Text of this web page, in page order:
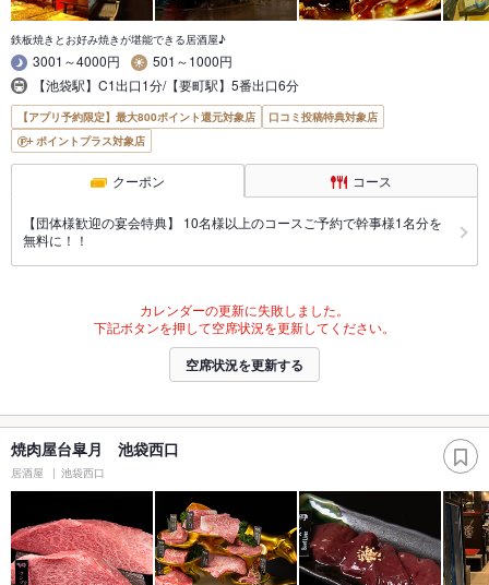
鉄板焼きとお好み焼きが堪能できる居酒屋♪
3001～4000円
501～1000円
【池袋駅】C1出口1分/【要町駅】5番出口6分
【アプリ予約限定】最大800ポイント還元対象店
口コミ投稿特典対象店
ポイントプラス対象店
クーポン コース
【団体様歓迎の宴会特典】 10名様以上のコースご予約で幹事様1名分を
無料に！！
カレンダーの更新に失敗しました。
下記ボタンを押して空席状況を更新してください。
空席状況を更新する
焼肉屋台皐月 池袋西口
居酒屋 池袋西口